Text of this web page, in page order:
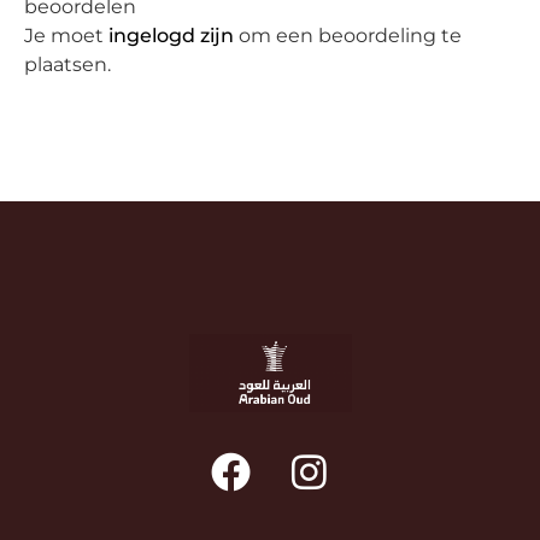
beoordelen
Je moet ingelogd zijn om een beoordeling te
plaatsen.